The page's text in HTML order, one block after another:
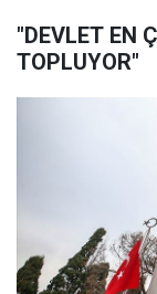
"DEVLET EN
TOPLUYOR"